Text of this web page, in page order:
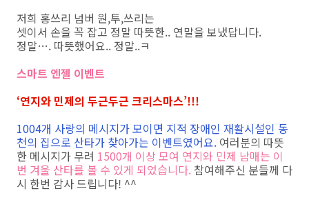
저희 홍쓰리 넘버 원,투,쓰리는
셋이서 손을 꼭 잡고 정말 따뜻한.. 연말을 보냈답니다.
정말…. 따뜻했어요.. 정말..ㅋ
스마트 엔젤 이벤트
‘연지와 민제의 두근두근 크리스마스’!!!
1004개 사랑의 메시지가 모이면 지적 장애인 재활시설인 동
천의 집으로 산타가 찾아가는 이벤트였어요. 여러분의 따뜻
한 메시지가 무려 1500개 이상 모여 연지와 민제 남매는 이
번 겨울 산타를 볼 수 있게 되었습니다. 참여해주신 분들께 다
시 한번 감사 드립니다! ^^